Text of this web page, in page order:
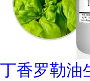
丁香罗勒油